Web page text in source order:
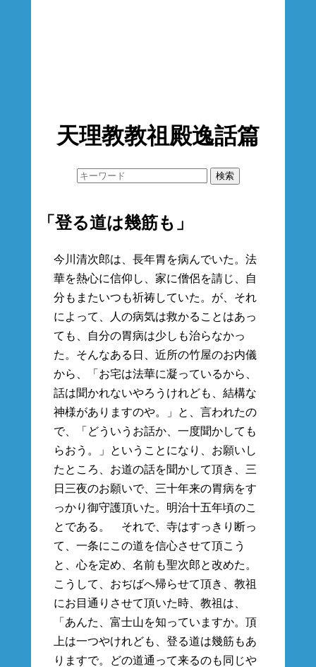
天理教教祖殿逸話篇
「登る道は幾筋も」
今川清次郎は、長年胃を病んでいた。法
華を熱心に信仰し、家に僧侶を請じ、自
分もまたいつも祈祷していた。が、それ
によって、人の病気は救かることはあっ
ても、自分の胃病は少しも治らなかっ
た。そんなある日、近所の竹屋のお内儀
から、「お宅は法華に凝っているから、
話は聞かれないやろうけれども、結構な
神様がありますのや。」と、言われたの
で、「どういうお話か、一度聞かしても
らおう。」ということになり、お願いし
たところ、お道の話を聞かして頂き、三
日三夜のお願いで、三十年来の胃病をす
っかり御守護頂いた。明治十五年頃のこ
とである。 それで、寺はすっきり断っ
て、一条にこの道を信心させて頂こう
と、心を定め、名前も聖次郎と改めた。
こうして、おぢばへ帰らせて頂き、教祖
にお目通りさせて頂いた時、教祖は、
「あんた、富士山を知っていますか。頂
上は一つやけれども、登る道は幾筋もあ
りますで。どの道通って来るのも同じや